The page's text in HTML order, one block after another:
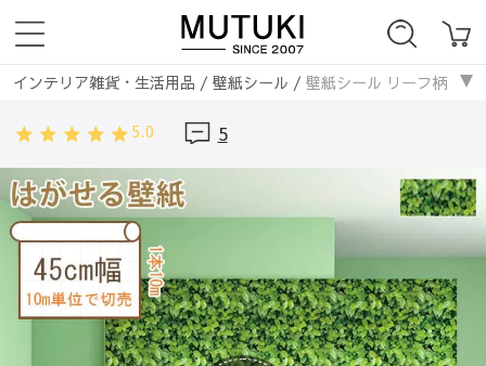
インテリア雑貨・生活用品 / 壁紙シール / 壁紙シール リーフ柄 は
5.0 5